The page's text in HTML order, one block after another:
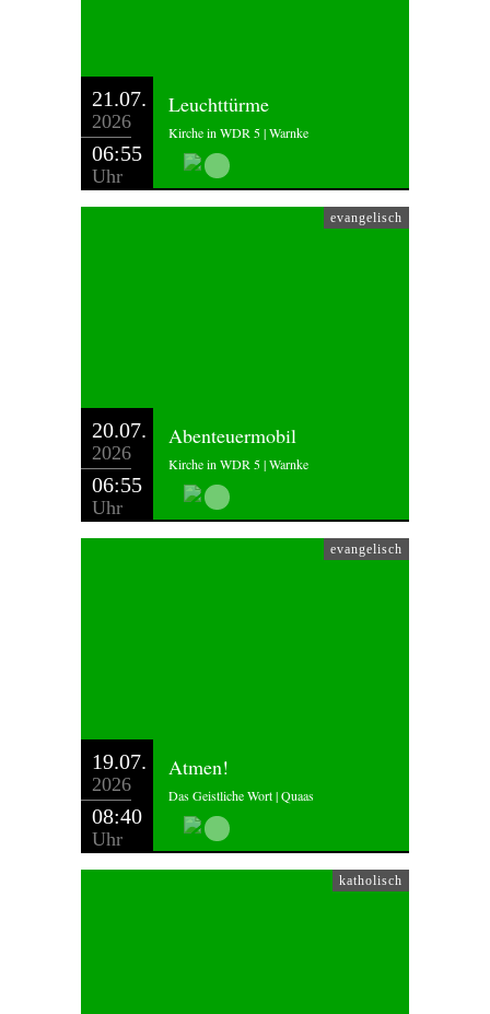
21.07.
2026
06:55
Uhr
Leuchttürme
Kirche in WDR 5 | Warnke
evangelisch
20.07.
2026
06:55
Uhr
Abenteuermobil
Kirche in WDR 5 | Warnke
evangelisch
19.07.
2026
08:40
Uhr
Atmen!
Das Geistliche Wort | Quaas
katholisch